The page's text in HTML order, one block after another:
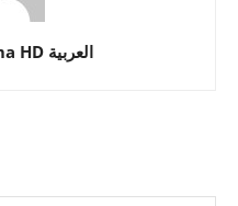
Turkish Drama HD العربية